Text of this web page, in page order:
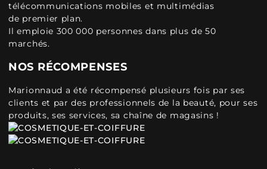
télécommunications mobiles et multimédias
de premier plan.
Il emploie 300 000 personnes dans plus de 50
marchés.
NOS RÉCOMPENSES
Marionnaud a été récompensé plusieurs fois par ses
clients et par des professionnels de la beauté, pour ses
produits, ses services, sa chaîne de magasins !